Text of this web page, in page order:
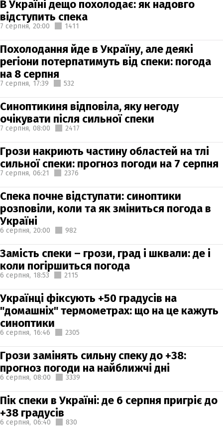
В Україні дещо похолодає: як надовго
відступить спека
7 серпня, 20:00 1411
Похолодання йде в Україну, але деякі
регіони потерпатимуть від спеки: погода
на 8 серпня
7 серпня, 17:39 532
Синоптикиня відповіла, яку негоду
очікувати після сильної спеки
7 серпня, 08:00 2417
Грози накриють частину областей на тлі
сильної спеки: прогноз погоди на 7 серпня
7 серпня, 06:21 2376
Спека почне відступати: синоптики
розповіли, коли та як зміниться погода в
Україні
6 серпня, 20:00 982
Замість спеки – грози, град і шквали: де і
коли погіршиться погода
6 серпня, 18:53 2115
Українці фіксують +50 градусів на
"домашніх" термометрах: що на це кажуть
синоптики
6 серпня, 16:46 2305
Грози замінять сильну спеку до +38:
прогноз погоди на найближчі дні
6 серпня, 08:00 3339
Пік спеки в Україні: де 6 серпня пригріє до
+38 градусів
6 серпня, 06:40 830